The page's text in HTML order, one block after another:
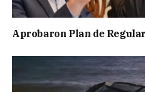
Aprobaron Plan de